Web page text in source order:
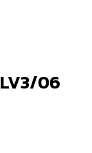
LV3/06